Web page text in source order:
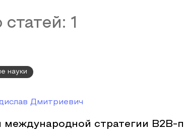
статей: 1
науки
Дмитриевич
международной стратегии B2B-